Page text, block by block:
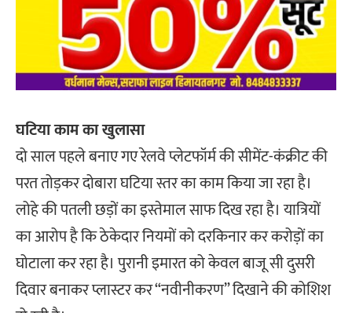
घटिया काम का खुलासा
दो साल पहले बनाए गए रेलवे प्लेटफॉर्म की सीमेंट-कंक्रीट की
परत तोड़कर दोबारा घटिया स्तर का काम किया जा रहा है।
लोहे की पतली छड़ों का इस्तेमाल साफ दिख रहा है। यात्रियों
का आरोप है कि ठेकेदार नियमों को दरकिनार कर करोड़ों का
घोटाला कर रहा है। पुरानी इमारत को केवल बाजू सी दुसरी
दिवार बनाकर प्लास्टर कर “नवीनीकरण” दिखाने की कोशिश